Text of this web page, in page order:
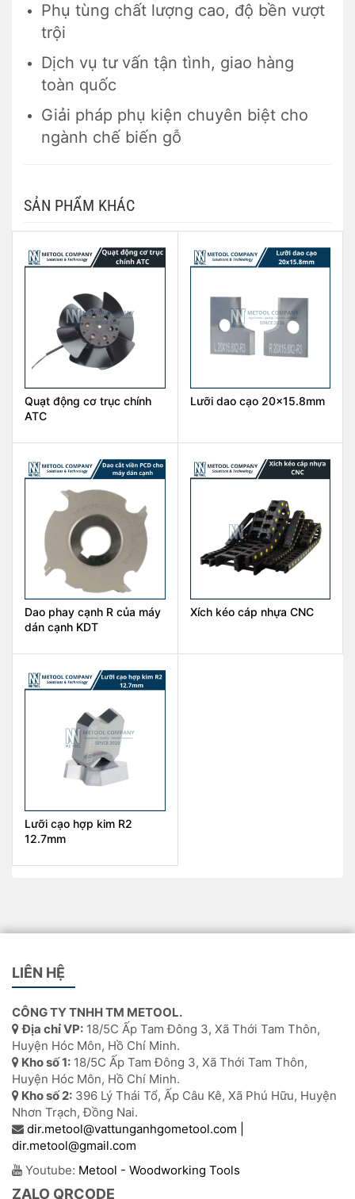
Phụ tùng chất lượng cao, độ bền vượt
trội
Dịch vụ tư vấn tận tình, giao hàng
toàn quốc
Giải pháp phụ kiện chuyên biệt cho
ngành chế biến gỗ
SẢN PHẨM KHÁC
Quạt động cơ trục chính
ATC
Lưỡi dao cạo 20×15.8mm
Dao phay cạnh R của máy
dán cạnh KDT
Xích kéo cáp nhựa CNC
Lưỡi cạo hợp kim R2
12.7mm
LIÊN HỆ
CÔNG TY TNHH TM METOOL.
Địa chỉ VP: 18/5C Ấp Tam Đông 3, Xã Thới Tam Thôn,
Huyện Hóc Môn, Hồ Chí Minh.
Kho số 1: 18/5C Ấp Tam Đông 3, Xã Thới Tam Thôn,
Huyện Hóc Môn, Hồ Chí Minh.
Kho số 2: 396 Lý Thái Tổ, Ấp Câu Kê, Xã Phú Hữu, Huyện
Nhơn Trạch, Đồng Nai.
dir.metool@vattunganhgometool.com |
dir.metool@gmail.com
Youtube: Metool - Woodworking Tools
ZALO QRCODE